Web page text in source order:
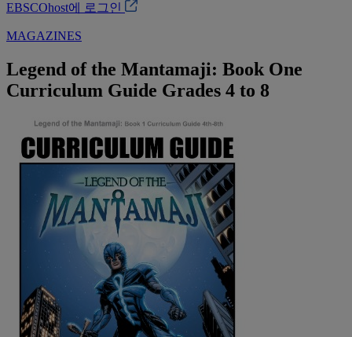
EBSCOhost에 로그인
MAGAZINES
Legend of the Mantamaji: Book One
Curriculum Guide Grades 4 to 8